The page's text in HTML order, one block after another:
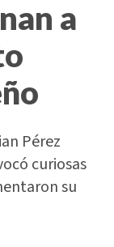
a
Pérez
curiosas
su